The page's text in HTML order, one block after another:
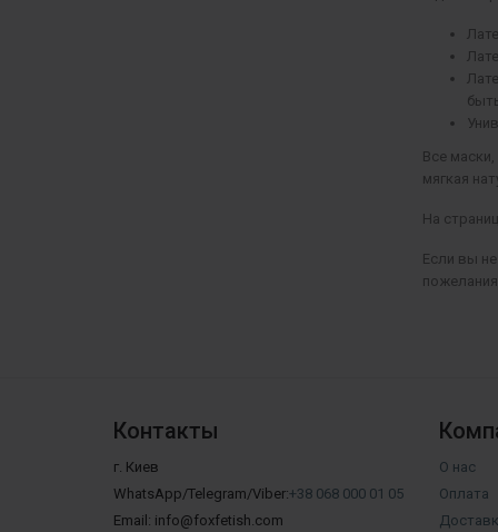
Все
мягкая
На
Если вы
пожелания.
Контакты
г. Киев
WhatsApp/Telegram/Viber:+38 068 000 01 05
Email: info@foxfetish.com
О нас
Оплата